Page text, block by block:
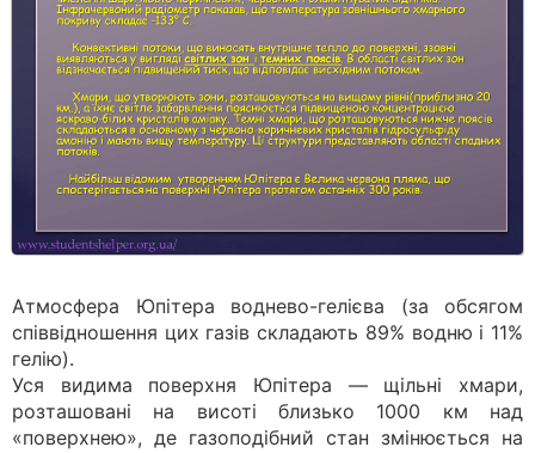
Атмосфера Юпітера воднево-гелієва (за обсягом
співвідношення цих газів складають 89% водню і 11%
гелію).
Уся видима поверхня Юпітера — щільні хмари,
розташовані на висоті близько 1000 км над
«поверхнею», де газоподібний стан змінюється на